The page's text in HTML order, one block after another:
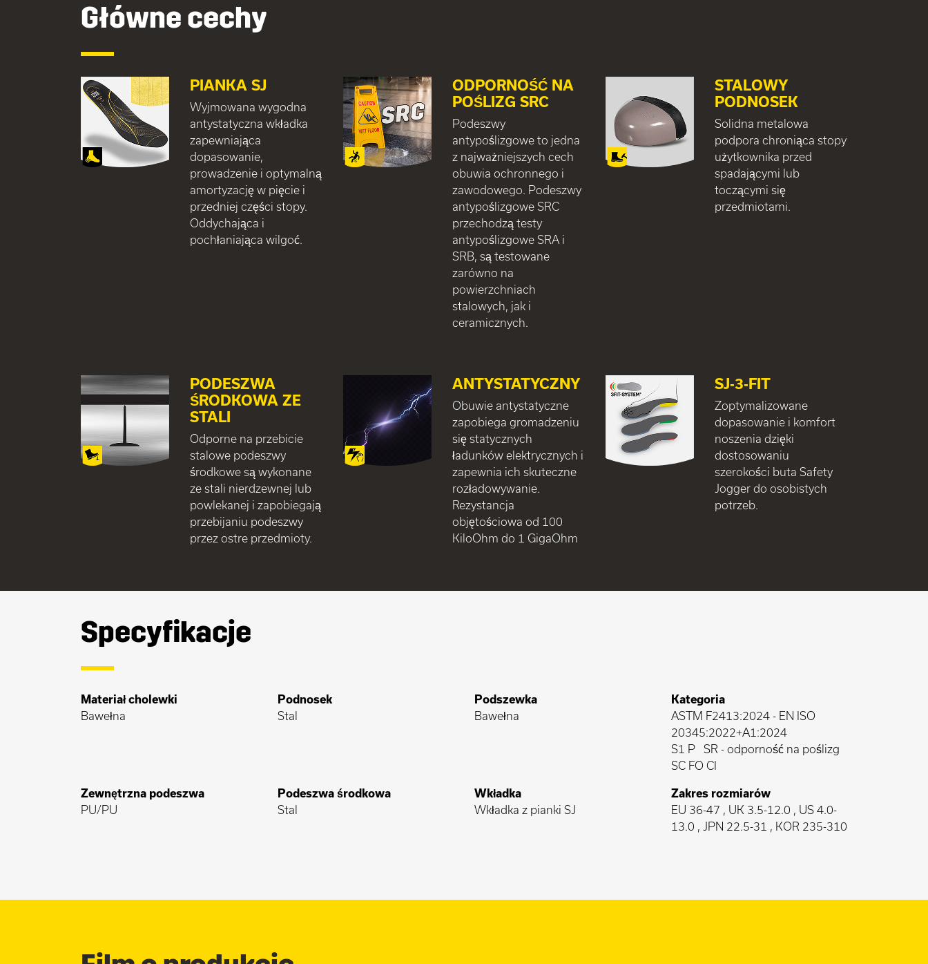
Główne cechy
PIANKA SJ
Wyjmowana wygodna
antystatyczna wkładka
zapewniająca
dopasowanie,
prowadzenie i optymalną
amortyzację w pięcie i
przedniej części stopy.
Oddychająca i
pochłaniająca wilgoć.
ODPORNOŚĆ NA
POŚLIZG SRC
Podeszwy
antypoślizgowe to jedna
z najważniejszych cech
obuwia ochronnego i
zawodowego. Podeszwy
antypoślizgowe SRC
przechodzą testy
antypoślizgowe SRA i
SRB, są testowane
zarówno na
powierzchniach
stalowych, jak i
ceramicznych.
STALOWY
PODNOSEK
Solidna metalowa
podpora chroniąca stopy
użytkownika przed
spadającymi lub
toczącymi się
przedmiotami.
PODESZWA
ŚRODKOWA ZE
STALI
Odporne na przebicie
stalowe podeszwy
środkowe są wykonane
ze stali nierdzewnej lub
powlekanej i zapobiegają
przebijaniu podeszwy
przez ostre przedmioty.
ANTYSTATYCZNY
Obuwie antystatyczne
zapobiega gromadzeniu
się statycznych
ładunków elektrycznych i
zapewnia ich skuteczne
rozładowywanie.
Rezystancja
objętościowa od 100
KiloOhm do 1 GigaOhm
SJ-3-FIT
Zoptymalizowane
dopasowanie i komfort
noszenia dzięki
dostosowaniu
szerokości buta Safety
Jogger do osobistych
potrzeb.
Specyfikacje
Materiał cholewki
Bawełna
Podnosek
Stal
Podszewka
Bawełna
Kategoria
ASTM F2413:2024 - EN ISO
20345:2022+A1:2024
S1 P
SR - odporność na poślizg
SC FO CI
Zewnętrzna podeszwa
PU/PU
Podeszwa środkowa
Stal
Wkładka
Wkładka z pianki SJ
Zakres rozmiarów
EU 36-47 , UK 3.5-12.0 , US 4.0-
13.0 , JPN 22.5-31 , KOR 235-310